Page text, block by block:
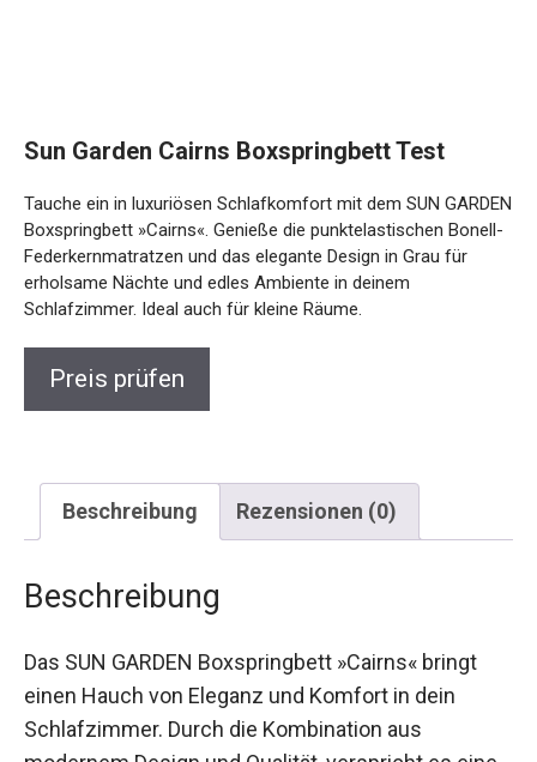
Sun Garden Cairns Boxspringbett Test
Tauche ein in luxuriösen Schlafkomfort mit dem SUN GARDEN
Boxspringbett »Cairns«. Genieße die punktelastischen Bonell-
Federkernmatratzen und das elegante Design in Grau für
erholsame Nächte und edles Ambiente in deinem
Schlafzimmer. Ideal auch für kleine Räume.
Preis prüfen
Beschreibung Rezensionen (0)
Beschreibung
Das SUN GARDEN Boxspringbett »Cairns« bringt
einen Hauch von Eleganz und Komfort in dein
Schlafzimmer. Durch die Kombination aus